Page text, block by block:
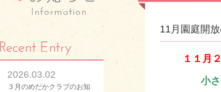
2026.03.02
３月のめだかクラブのお知
11月園庭開
１１月
小